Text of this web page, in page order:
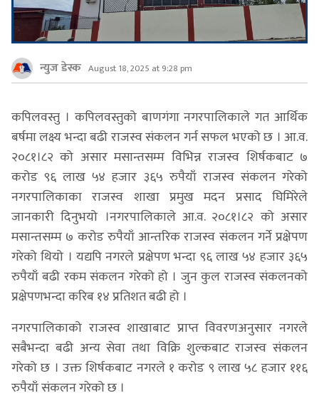
न्युज डेस्क August 18, 2025 at 9:28 pm
कपिलवस्तु । कपिलवस्तुको बाणगंगा नगरपालिकाले गत आर्थिक
बर्षमा लक्ष्य भन्दा बढी राजस्व संकलन गर्न सफल भएको छ । आ.व.
२०८१।८२ को असार मसान्तसम्म विभिन्न राजस्व शिर्षकबाट ७
करोड ९६ लाख ५४ हजार ३६५ रुपैयाँ राजस्व संकलन गरेको
नगरपालिकाका राजस्व शाखा प्रमुख मदन प्रसाद घिमिरेले
जानकारी दिनुभयो ।नगरपालिकाले आ.व. २०८१।८२ को असार
मसान्तसम्म ७ करोड रुपैयाँ आन्तरिक राजस्व संकलन गर्ने प्रक्षेपण
गरेको थियो । यद्यपि नगरले प्रक्षेपण भन्दा ९६ लाख ५४ हजार ३६५
रुपैयाँ बढी रकम संकलन गरेको हो । जुन कुल राजस्व संकलनको
प्रक्षेपणभन्दा करिब १४ प्रतिशत बढी हो ।
नगरपालिकाको राजस्व शाखाबाट प्राप्त विवरणअनुसार नगरले
सबैभन्दा बढी अन्य सेवा तथा विक्रि शुल्कबाट राजस्व संकलन
गरेको छ । उक्त शिर्षकबाट नगरले १ करोड ९ लाख ५८ हजार ११६
रुपैयाँ संकलन गरेको छ ।